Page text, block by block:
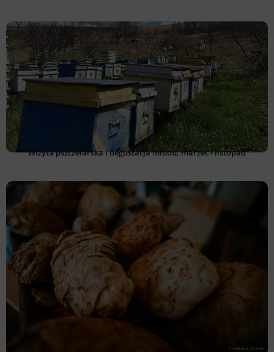
Wizyta pszczelarska i degustacja miodu, marzec - listopad